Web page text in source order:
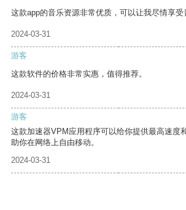
这款app的音乐资源非常优质，可以让我尽情享受
2024-03-31
游客
这款软件的价格非常实惠，值得推荐。
2024-03-31
游客
这款加速器VPM应用程序可以给你提供最高速度
助你在网络上自由移动。
2024-03-31